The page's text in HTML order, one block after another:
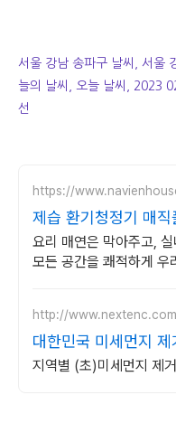
서울 강남 송파구 날씨, 서울
늘의 날씨, 오늘 날씨, 2023
선
https://
제습 환기청정기 매
요리 매연은 막아주고,
모든 공간을 쾌적하게 우
http://www.nextenc.com
대한민국 미세먼지 제
지역별 (초)미세먼지 제